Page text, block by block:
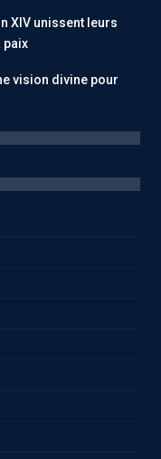
XIV unissent leurs
paix
vision divine pour